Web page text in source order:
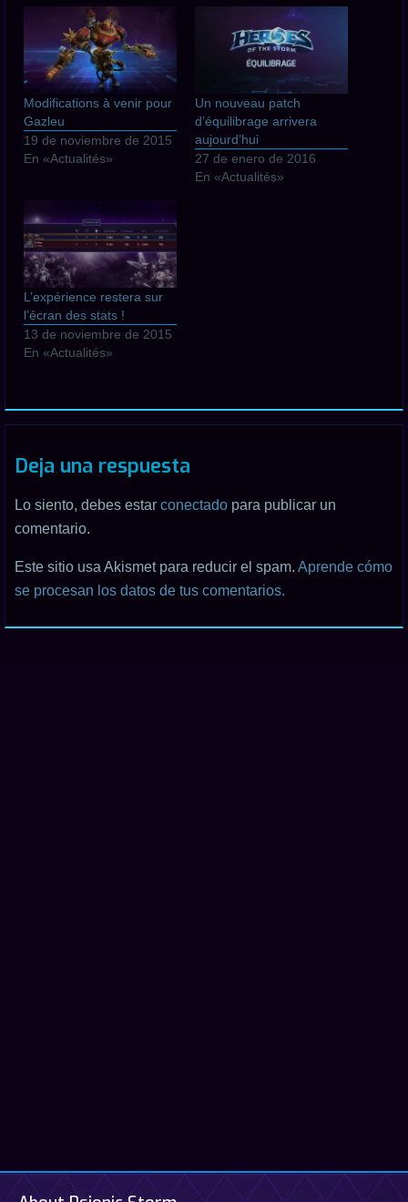
Modifications à venir pour
Gazleu
19 de noviembre de 2015
En «Actualités»
Un nouveau patch
d’équilibrage arrivera
aujourd’hui
27 de enero de 2016
En «Actualités»
L’expérience restera sur
l’écran des stats !
13 de noviembre de 2015
En «Actualités»
Deja una respuesta
Lo siento, debes estar conectado para publicar un
comentario.
Este sitio usa Akismet para reducir el spam. Aprende cómo
se procesan los datos de tus comentarios.